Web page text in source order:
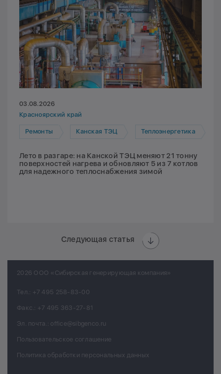
03.08.2026
Красноярский край
Ремонты Канская ТЭЦ Теплоэнергетика
Лето в разгаре: на Канской ТЭЦ меняют 21 тонну
поверхностей нагрева и обновляют 5 из 7 котлов
для надежного теплоснабжения зимой
Следующая статья
2026 ООО «Сибирская генерирующая компания»
Тел.: +7 495 258-83-00
Факс.: +7 495 363-27-81
Эл. почта.: office@sibgenco.ru
Пользовательское соглашение
Политика обработки персональных данных